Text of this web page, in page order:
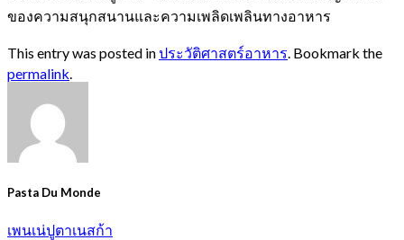
ของความสนุกสนานและความเพลิดเพลินทางอาหาร
This entry was posted inประวัติศาสตร์อาหาร . Bookmark the
permalink
Pasta Du Monde
เพนเน่ปูตาเนสก้า